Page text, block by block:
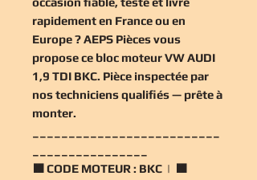
rapidement en France ou en
Europe ? AEPS Pièces vous
propose ce bloc moteur VW AUDI
1,9 TDI BKC. Pièce inspectée par
nos techniciens qualifiés — prête à
monter.
🟧CODE MOTEUR : BKC | 🟧